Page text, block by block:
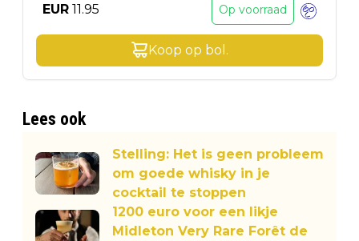
EUR 11.95 Op voorraad
Koop op bol .
Lees ook
Stelling: Het is geen probleem
om goede whisky in je
cocktail te stoppen
1200 euro voor een likje
Midleton Very Rare Forêt de